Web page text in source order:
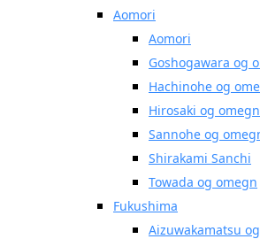
Aomori
Aomori
Goshogawara og
Hachinohe og
Hirosaki og omegn
Sannohe og
Shirakami Sanchi
Towada og omegn
Fukushima
Aizuwakamatsu